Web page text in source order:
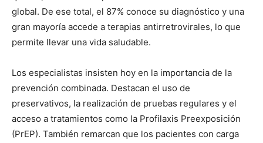
global. De ese total, el 87% conoce su diagnóstico y una
gran mayoría accede a terapias antirretrovirales, lo que
permite llevar una vida saludable.
Los especialistas insisten hoy en la importancia de la
prevención combinada. Destacan el uso de
preservativos, la realización de pruebas regulares y el
acceso a tratamientos como la Profilaxis Preexposición
(PrEP). También remarcan que los pacientes con carga